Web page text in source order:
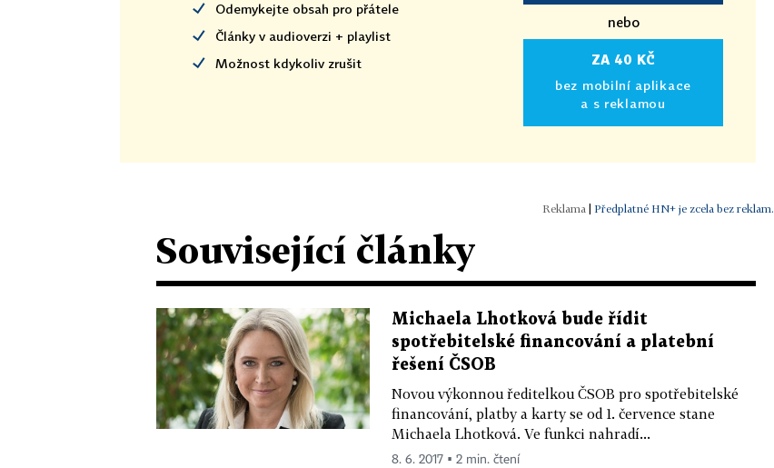
Odemykejte obsah pro přátele
Články v audioverzi + playlist
Možnost kdykoliv zrušit
nebo
ZA 40 KČ
bez mobilní aplikace
a s reklamou
Předplatné HN+ je zcela bez reklam.
Související články
Michaela Lhotková bude řídit
spotřebitelské financování a platební
řešení ČSOB
Novou výkonnou ředitelkou ČSOB pro spotřebitelské
financování, platby a karty se od 1. července stane
Michaela Lhotková. Ve funkci nahradí...
8. 6. 2017 ▪ 2 min. čtení